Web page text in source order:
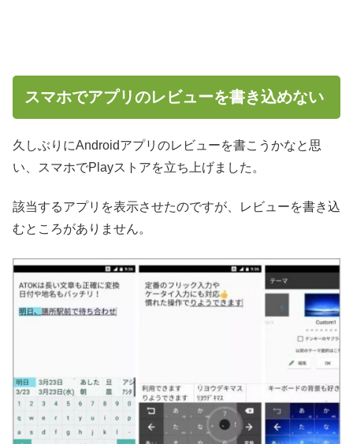
スマホでアプリのレビューを書き込めない
久しぶりにAndroidアプリのレビューを書こうかなと思
い、スマホでPlayストアを立ち上げました。
該当するアプリを表示させたのですが、レビューを書き込
むところがありません。